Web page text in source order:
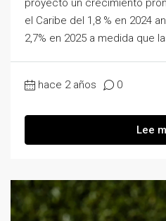
proyectó un crecimiento
el Caribe del 1,8 % en 2024
2,7% en 2025 a medida que
hace 2 años 0
Lee